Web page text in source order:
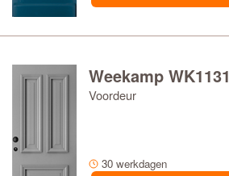
Weekamp WK1131
Voordeur
30 werkdagen